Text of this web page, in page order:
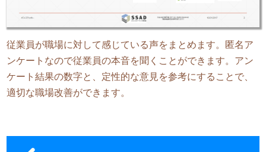
従業員が職場に対して感じている声をまとめます。匿名ア
ンケートなので従業員の本音を聞くことができます。アン
ケート結果の数字と、定性的な意見を参考にすることで、
適切な職場改善ができます。